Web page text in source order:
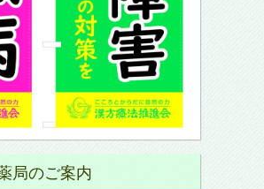
局のご案内